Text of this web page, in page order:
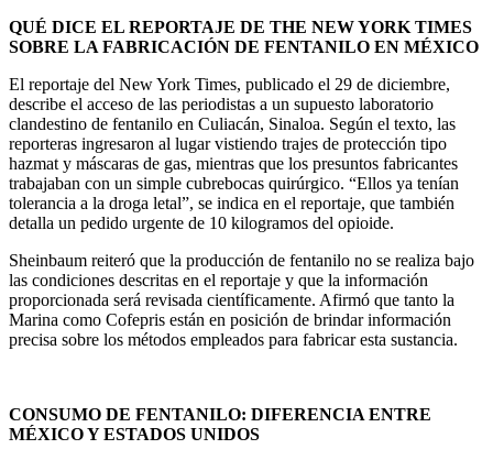
QUÉ DICE EL REPORTAJE DE THE NEW YORK TIMES
SOBRE LA FABRICACIÓN DE FENTANILO EN MÉXICO
El reportaje del New York Times, publicado el 29 de diciembre,
describe el acceso de las periodistas a un supuesto laboratorio
clandestino de fentanilo en Culiacán, Sinaloa. Según el texto, las
reporteras ingresaron al lugar vistiendo trajes de protección tipo
hazmat y máscaras de gas, mientras que los presuntos fabricantes
trabajaban con un simple cubrebocas quirúrgico. “Ellos ya tenían
tolerancia a la droga letal”, se indica en el reportaje, que también
detalla un pedido urgente de 10 kilogramos del opioide.
Sheinbaum reiteró que la producción de fentanilo no se realiza bajo
las condiciones descritas en el reportaje y que la información
proporcionada será revisada científicamente. Afirmó que tanto la
Marina como Cofepris están en posición de brindar información
precisa sobre los métodos empleados para fabricar esta sustancia.
CONSUMO DE FENTANILO: DIFERENCIA ENTRE
MÉXICO Y ESTADOS UNIDOS